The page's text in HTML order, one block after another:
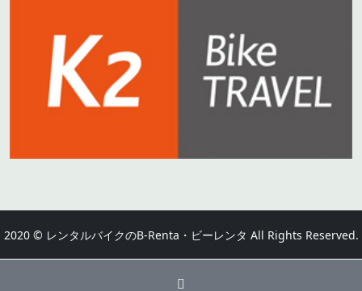
2020 © レンタルバイクのB-Renta・ビーレンタ All Rights Reserved.